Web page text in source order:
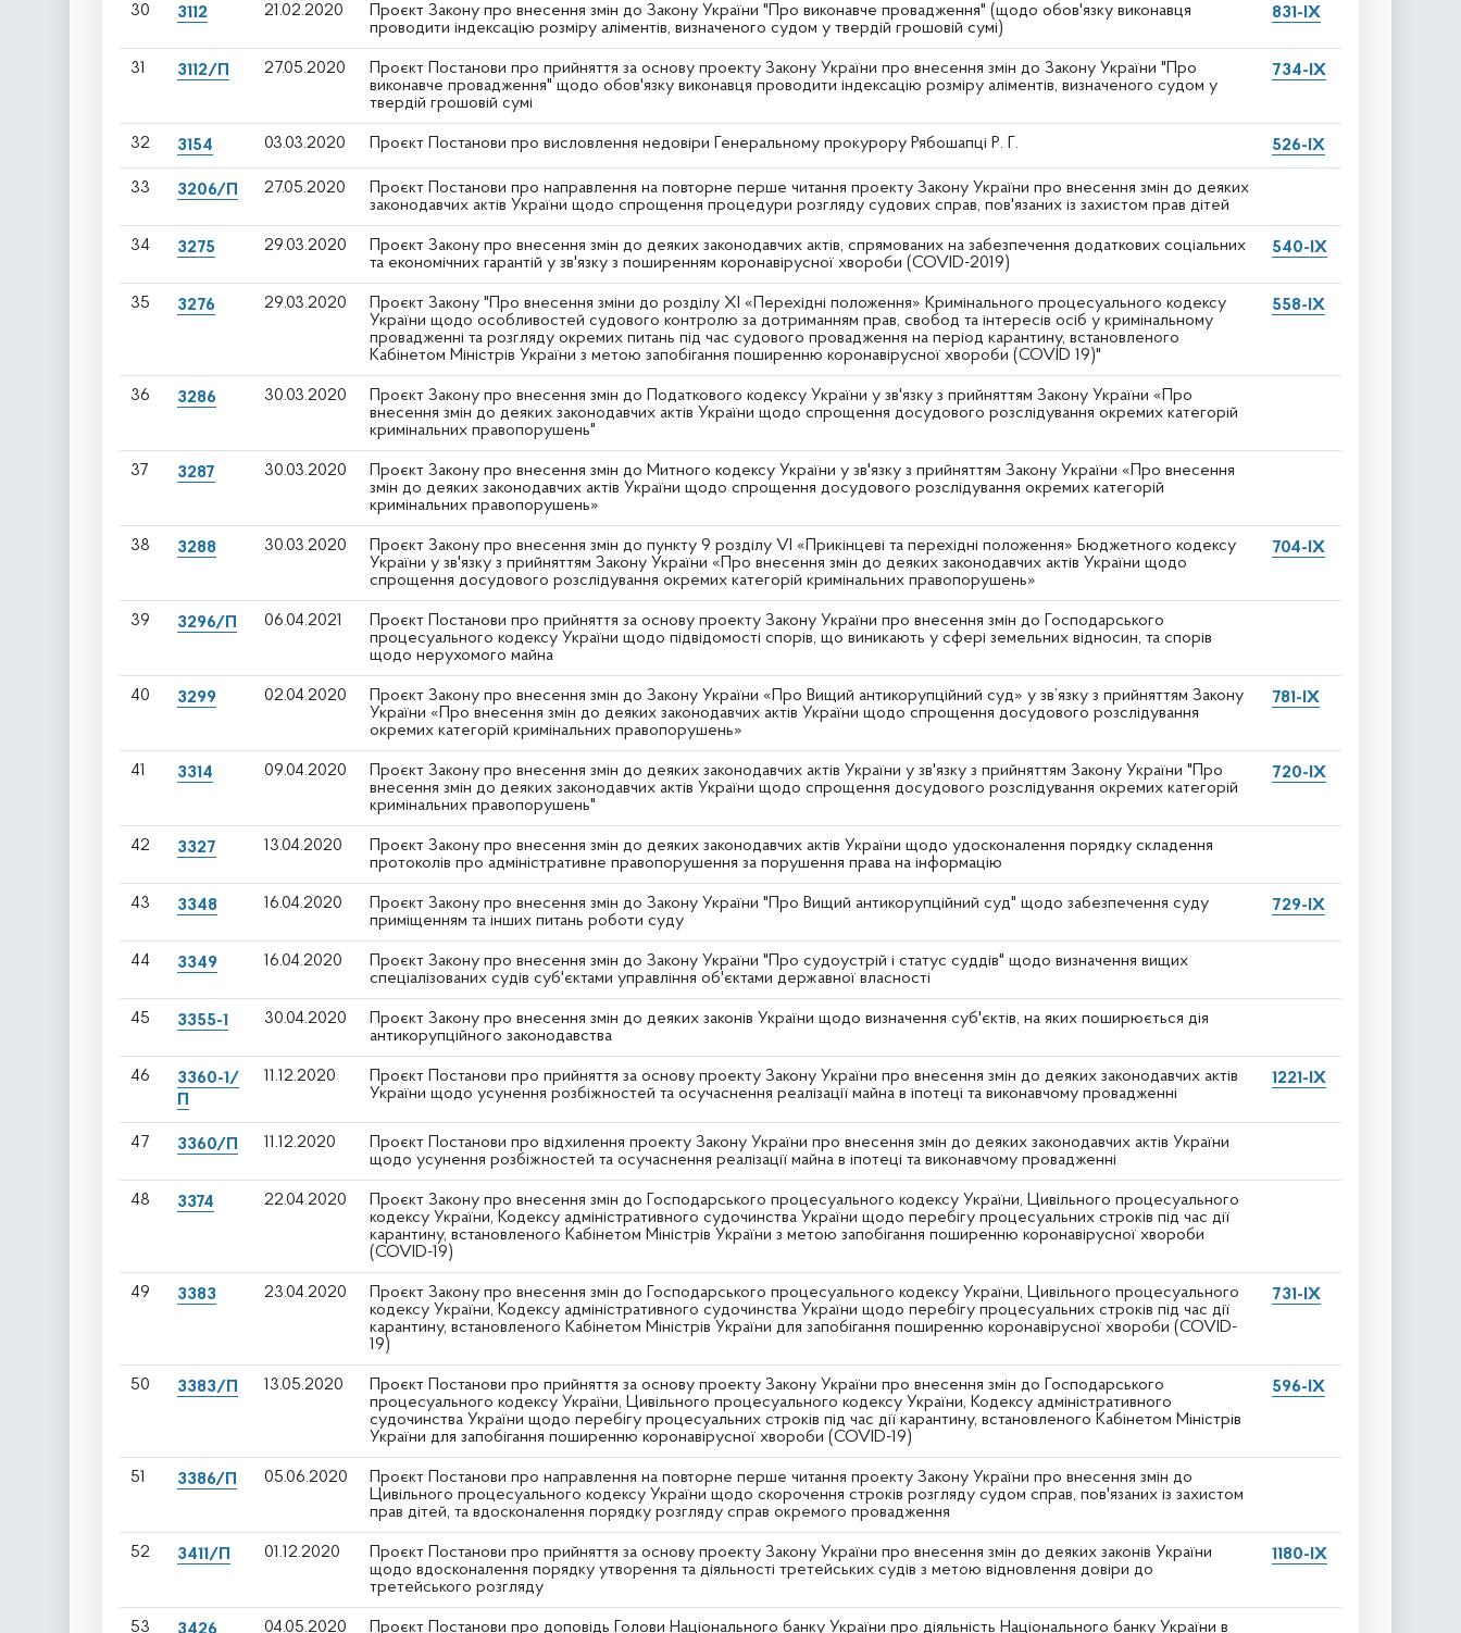
30 3112 21.02.2020
Проєкт Закону про внесення змін до Закону України "Про виконавче провадження" (щодо обов'язку виконавця
проводити індексацію розміру аліментів, визначеного судом у твердій грошовій сумі)
831-IX
31 3112/П 27.05.2020
Проєкт Постанови про прийняття за основу проекту Закону України про внесення змін до Закону України "Про
виконавче провадження" щодо обов'язку виконавця проводити індексацію розміру аліментів, визначеного судом у
твердій грошовій сумі
734-IX
32 3154 03.03.2020 Проєкт Постанови про висловлення недовіри Генеральному прокурору Рябошапці Р. Г. 526-IX
33 3206/П 27.05.2020
Проєкт Постанови про направлення на повторне перше читання проекту Закону України про внесення змін до деяких
законодавчих актів України щодо спрощення процедури розгляду судових справ, пов'язаних із захистом прав дітей
34 3275 29.03.2020
Проєкт Закону про внесення змін до деяких законодавчих актів, спрямованих на забезпечення додаткових соціальних
та економічних гарантій у зв'язку з поширенням коронавірусної хвороби (COVID-2019)
540-IX
35 3276 29.03.2020
Проєкт Закону "Про внесення зміни до розділу XI «Перехідні положення» Кримінального процесуального кодексу
України щодо особливостей судового контролю за дотриманням прав, свобод та інтересів осіб у кримінальному
провадженні та розгляду окремих питань під час судового провадження на період карантину, встановленого
Кабінетом Міністрів України з метою запобігання поширенню коронавірусної хвороби (COVID 19)"
558-IX
36 3286 30.03.2020
Проєкт Закону про внесення змін до Податкового кодексу України у зв'язку з прийняттям Закону України «Про
внесення змін до деяких законодавчих актів України щодо спрощення досудового розслідування окремих категорій
кримінальних правопорушень"
37 3287 30.03.2020
Проєкт Закону про внесення змін до Митного кодексу України у зв'язку з прийняттям Закону України «Про внесення
змін до деяких законодавчих актів України щодо спрощення досудового розслідування окремих категорій
кримінальних правопорушень»
38 3288 30.03.2020
Проєкт Закону про внесення змін до пункту 9 розділу VI «Прикінцеві та перехідні положення» Бюджетного кодексу
України у зв'язку з прийняттям Закону України «Про внесення змін до деяких законодавчих актів України щодо
спрощення досудового розслідування окремих категорій кримінальних правопорушень»
704-IX
39 3296/П 06.04.2021
Проєкт Постанови про прийняття за основу проекту Закону України про внесення змін до Господарського
процесуального кодексу України щодо підвідомості спорів, що виникають у сфері земельних відносин, та спорів
щодо нерухомого майна
40 3299 02.04.2020
Проєкт Закону про внесення змін до Закону України «Про Вищий антикорупційний суд» у зв’язку з прийняттям Закону
України «Про внесення змін до деяких законодавчих актів України щодо спрощення досудового розслідування
окремих категорій кримінальних правопорушень»
781-IX
41 3314 09.04.2020
Проєкт Закону про внесення змін до деяких законодавчих актів України у зв'язку з прийняттям Закону України "Про
внесення змін до деяких законодавчих актів України щодо спрощення досудового розслідування окремих категорій
кримінальних правопорушень"
720-IX
42 3327 13.04.2020
Проєкт Закону про внесення змін до деяких законодавчих актів України щодо удосконалення порядку складення
протоколів про адміністративне правопорушення за порушення права на інформацію
43 3348 16.04.2020
Проєкт Закону про внесення змін до Закону України "Про Вищий антикорупційний суд" щодо забезпечення суду
приміщенням та інших питань роботи суду
729-IX
44 3349 16.04.2020
Проєкт Закону про внесення змін до Закону України "Про судоустрій і статус суддів" щодо визначення вищих
спеціалізованих судів суб'єктами управління об'єктами державної власності
45 3355-1 30.04.2020
Проєкт Закону про внесення змін до деяких законів України щодо визначення суб'єктів, на яких поширюється дія
антикорупційного законодавства
46
3360-1/
П
11.12.2020
Проєкт Постанови про прийняття за основу проекту Закону України про внесення змін до деяких законодавчих актів
України щодо усунення розбіжностей та осучаснення реалізації майна в іпотеці та виконавчому провадженні
1221-IX
47 3360/П 11.12.2020
Проєкт Постанови про відхилення проекту Закону України про внесення змін до деяких законодавчих актів України
щодо усунення розбіжностей та осучаснення реалізації майна в іпотеці та виконавчому провадженні
48 3374 22.04.2020
Проєкт Закону про внесення змін до Господарського процесуального кодексу України, Цивільного процесуального
кодексу України, Кодексу адміністративного судочинства України щодо перебігу процесуальних строків під час дії
карантину, встановленого Кабінетом Міністрів України з метою запобігання поширенню коронавірусної хвороби
(COVID-19)
49 3383 23.04.2020
Проєкт Закону про внесення змін до Господарського процесуального кодексу України, Цивільного процесуального
кодексу України, Кодексу адміністративного судочинства України щодо перебігу процесуальних строків під час дії
карантину, встановленого Кабінетом Міністрів України для запобігання поширенню коронавірусної хвороби (COVID-
19)
731-IX
50 3383/П 13.05.2020
Проєкт Постанови про прийняття за основу проекту Закону України про внесення змін до Господарського
процесуального кодексу України, Цивільного процесуального кодексу України, Кодексу адміністративного
судочинства України щодо перебігу процесуальних строків під час дії карантину, встановленого Кабінетом Міністрів
України для запобігання поширенню коронавірусної хвороби (COVID-19)
596-IX
51 3386/П 05.06.2020
Проєкт Постанови про направлення на повторне перше читання проекту Закону України про внесення змін до
Цивільного процесуального кодексу України щодо скорочення строків розгляду судом справ, пов'язаних із захистом
прав дітей, та вдосконалення порядку розгляду справ окремого провадження
52 3411/П 01.12.2020
Проєкт Постанови про прийняття за основу проекту Закону України про внесення змін до деяких законів України
щодо вдосконалення порядку утворення та діяльності третейських судів з метою відновлення довіри до
третейського розгляду
1180-IX
53 3426 04.05.2020 Проєкт Постанови про доповідь Голови Національного банку України про діяльність Національного банку України в